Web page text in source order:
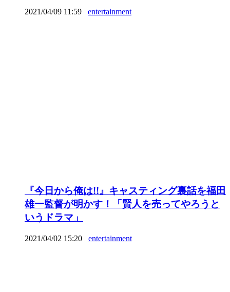
2021/04/09 11:59 entertainment
『今日から俺は!!』キャスティング裏話を福田
雄一監督が明かす！「賢人を売ってやろうと
いうドラマ」
2021/04/02 15:20 entertainment